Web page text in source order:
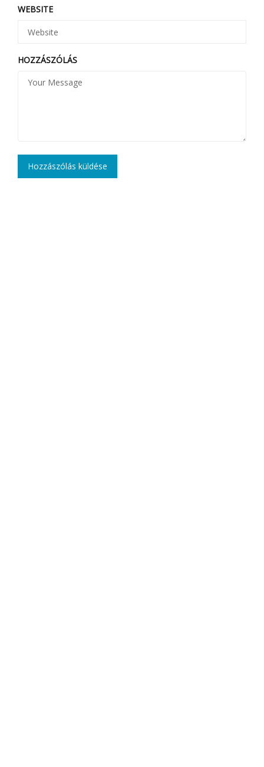
WEBSITE
HOZZÁSZÓLÁS